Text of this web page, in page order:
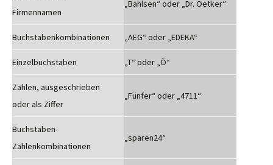
Firmennamen
„Bahlsen“ oder „Dr. Oetker“
Buchstabenkombinationen „AEG“ oder „EDEKA“
Einzelbuchstaben „T“ oder „Ö“
Zahlen, ausgeschrieben
oder als Ziffer
„Fünfer“ oder „4711“
Buchstaben-
Zahlenkombinationen
„sparen24“